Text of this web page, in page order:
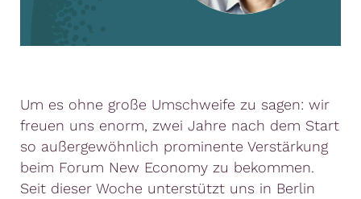
Um es ohne große Umschweife zu sagen: wir
freuen uns enorm, zwei Jahre nach dem Start
so außergewöhnlich prominente Verstärkung
beim Forum New Economy zu bekommen.
Seit dieser Woche unterstützt uns in Berlin